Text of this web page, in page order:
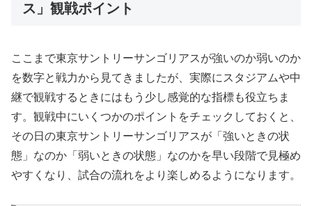
ス」観戦ポイント
ここまで東京サントリーサンゴリアスが強いのか弱いのか
を数字と戦力から見てきましたが、実際にスタジアムや中
継で観戦するときにはもう少し感覚的な指標も役立ちま
す。観戦中にいくつかのポイントをチェックしておくと、
その日の東京サントリーサンゴリアスが「強いときの状
態」なのか「弱いときの状態」なのかを早い段階で見極め
やすくなり、試合の流れをより楽しめるようになります。